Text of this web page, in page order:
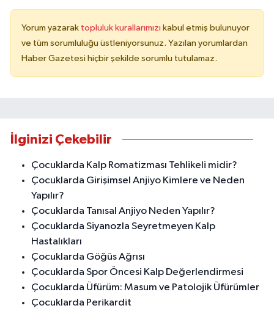
Yorum yazarak topluluk kurallarımızı kabul etmiş bulunuyor
ve tüm sorumluluğu üstleniyorsunuz. Yazılan yorumlardan
Haber Gazetesi hiçbir şekilde sorumlu tutulamaz.
İlginizi Çekebilir
Çocuklarda Kalp Romatizması Tehlikeli midir?
Çocuklarda Girişimsel Anjiyo Kimlere ve Neden
Yapılır?
Çocuklarda Tanısal Anjiyo Neden Yapılır?
Çocuklarda Siyanozla Seyretmeyen Kalp
Hastalıkları
Çocuklarda Göğüs Ağrısı
Çocuklarda Spor Öncesi Kalp Değerlendirmesi
Çocuklarda Üfürüm: Masum ve Patolojik Üfürümler
Çocuklarda Perikardit